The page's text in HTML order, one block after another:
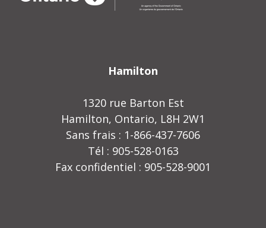
Hamilton
1320 rue Barton Est
Hamilton, Ontario, L8H 2W1
Sans frais : 1-866-437-7606
Tél : 905-528-0163
Fax confidentiel : 905-528-9001